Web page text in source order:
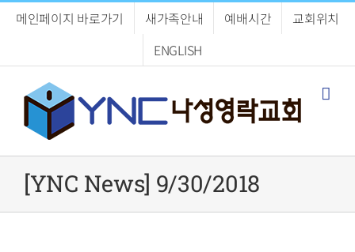
메인페이지 바로가기 새가족안내 예배시간
교회위치
ENGLISH
[YNC News] 9/30/2018